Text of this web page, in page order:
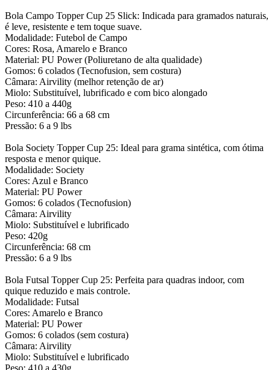
Bola Campo Topper Cup 25 Slick: Indicada para gramados naturais,
é leve, resistente e tem toque suave.
Modalidade: Futebol de Campo
Cores: Rosa, Amarelo e Branco
Material: PU Power (Poliuretano de alta qualidade)
Gomos: 6 colados (Tecnofusion, sem costura)
Câmara: Airvility (melhor retenção de ar)
Miolo: Substituível, lubrificado e com bico alongado
Peso: 410 a 440g
Circunferência: 66 a 68 cm
Pressão: 6 a 9 lbs
Bola Society Topper Cup 25: Ideal para grama sintética, com ótima
resposta e menor quique.
Modalidade: Society
Cores: Azul e Branco
Material: PU Power
Gomos: 6 colados (Tecnofusion)
Câmara: Airvility
Miolo: Substituível e lubrificado
Peso: 420g
Circunferência: 68 cm
Pressão: 6 a 9 lbs
Bola Futsal Topper Cup 25: Perfeita para quadras indoor, com
quique reduzido e mais controle.
Modalidade: Futsal
Cores: Amarelo e Branco
Material: PU Power
Gomos: 6 colados (sem costura)
Câmara: Airvility
Miolo: Substituível e lubrificado
Peso: 410 a 430g